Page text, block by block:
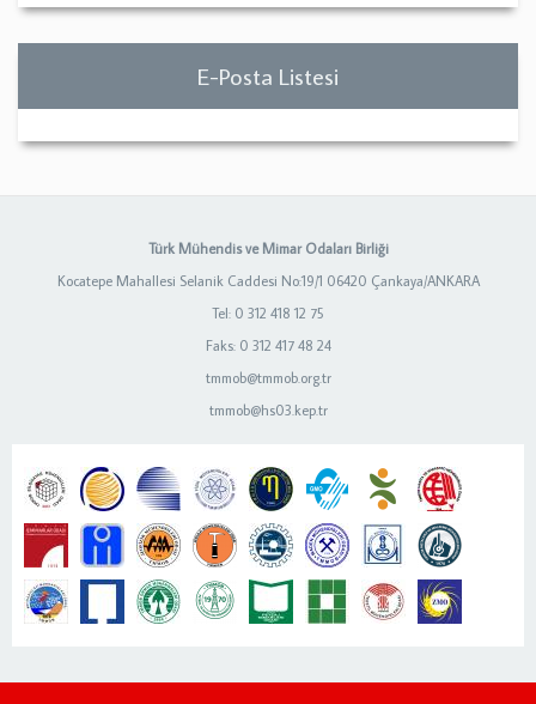
E-Posta Listesi
Türk Mühendis ve Mimar Odaları Birliği
Kocatepe Mahallesi Selanik Caddesi No:19/1 06420 Çankaya/ANKARA
Tel: 0 312 418 12 75
Faks: 0 312 417 48 24
tmmob@tmmob.org.tr
tmmob@hs03.kep.tr